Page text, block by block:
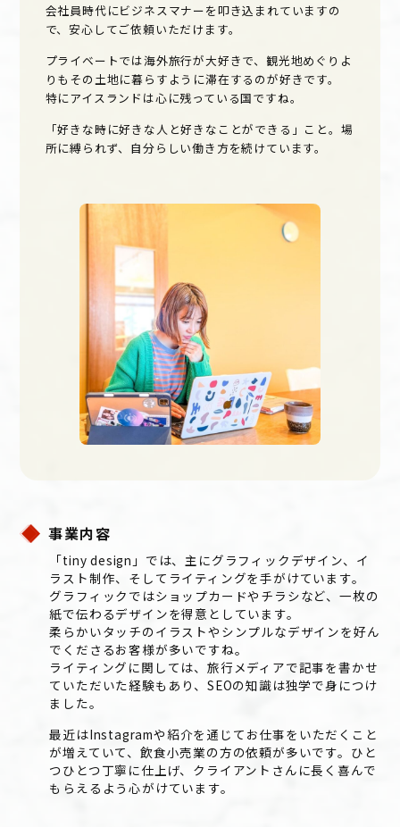
会社員時代にビジネスマナーを叩き込まれていますの
で、安心してご依頼いただけます。
プライベートでは海外旅行が大好きで、観光地めぐりよ
りもその土地に暮らすように滞在するのが好きです。
特にアイスランドは心に残っている国ですね。
「好きな時に好きな人と好きなことができる」こと。場
所に縛られず、自分らしい働き方を続けています。
事業内容
「tiny design」では、主にグラフィックデザイン、イ
ラスト制作、そしてライティングを手がけています。
グラフィックではショップカードやチラシなど、一枚の
紙で伝わるデザインを得意としています。
柔らかいタッチのイラストやシンプルなデザインを好ん
でくださるお客様が多いですね。
ライティングに関しては、旅行メディアで記事を書かせ
ていただいた経験もあり、SEOの知識は独学で身につけ
ました。
最近はInstagramや紹介を通じてお仕事をいただくこと
が増えていて、飲食小売業の方の依頼が多いです。ひと
つひとつ丁寧に仕上げ、クライアントさんに長く喜んで
もらえるよう心がけています。